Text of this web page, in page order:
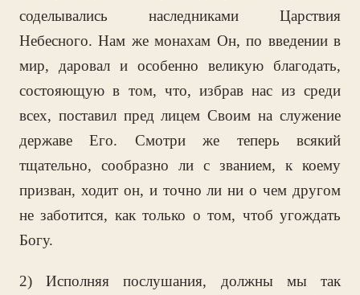
соделывались наследниками Царствия
Небесного. Нам же монахам Он, по введении в
мир, даровал и особенно великую благодать,
состояющую в том, что, избрав нас из среди
всех, поставил пред лицем Своим на служение
державе Его. Смотри же теперь всякий
тщательно, сообразно ли с званием, к коему
призван, ходит он, и точно ли ни о чем другом
не заботится, как только о том, чтоб угождать
Богу.
2) Исполняя послушания, должны мы так